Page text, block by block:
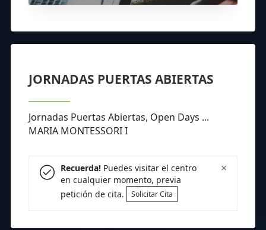
JORNADAS PUERTAS ABIERTAS
Jornadas Puertas Abiertas, Open Days ...
MARIA MONTESSORI I
×
Recuerda!Puedes visitar el centro
en cualquier momento, previa
petición de cita.
Solicitar Cita